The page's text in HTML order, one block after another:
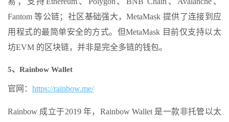
Fantom 等公链；社区基础强大，MetaMask 提供了连接到应
用程式的最简单安全的方式。但MetaMask 目前仅支持以太
坊EVM 的区块链，并非是完全多链的钱包。
5、Rainbow Wallet
官网： https://rainbow.me/
Rainbow 成立于2019 年，Rainbow Wallet 是一款非托管以太